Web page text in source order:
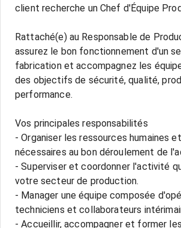
client recherche un Chef d'Équipe
Rattaché(e) au Responsable de
assurez le bon fonctionnement d'un
fabrication et accompagnez les
des objectifs de sécurité, qualité,
performance.
Vos principales responsabilités
- Organiser les ressources humaines
nécessaires au bon déroulement de
- Superviser et coordonner l'activité
votre secteur de production.
- Manager une équipe composée
techniciens et collaborateurs
- Accueillir, accompagner et former